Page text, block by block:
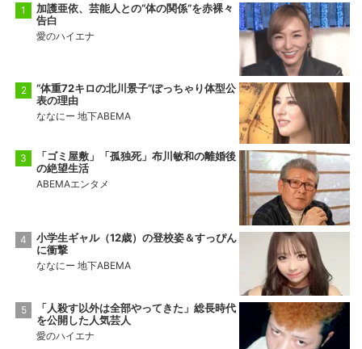
加護亜依、芸能人との“体の関係”を赤裸々
告白
愛のハイエナ
“体重72キロの北川景子”ぽっちゃり体型公
表の理由
ななにー 地下ABEMA
「ゴミ屋敷」「孤独死」布川敏和の離婚後
の絶望生活
ABEMAエンタメ
小学生ギャル（12歳）の登校姿＆すっぴん
に衝撃
ななにー 地下ABEMA
「人殺す以外は全部やってきた」総長時代
を公開した人気芸人
愛のハイエナ